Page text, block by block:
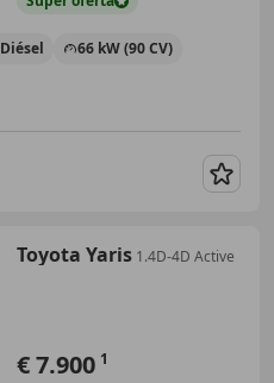
Diésel 66 kW (90 CV)
Toyota Yaris 1.4D-4D Active
€ 7.900 1